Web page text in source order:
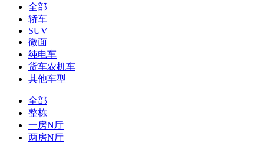
全部
轿车
SUV
微面
纯电车
货车农机车
其他车型
全部
整栋
一房N厅
两房N厅